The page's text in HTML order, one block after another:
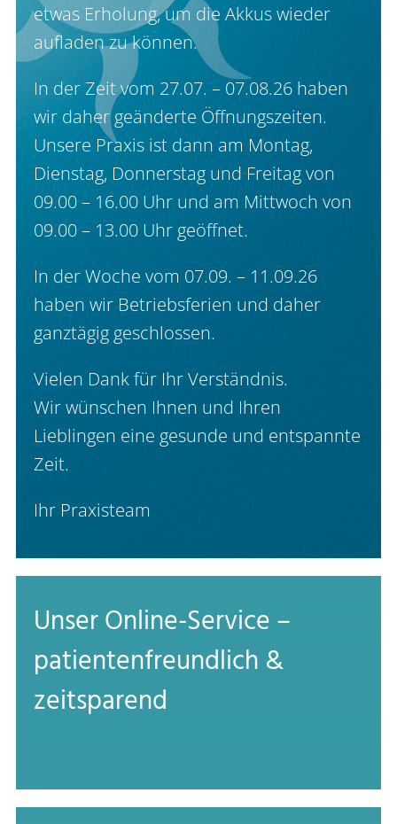
etwas Erholung, um die Akkus wieder
aufladen zu können.
In der Zeit vom 27.07. – 07.08.26 haben
wir daher geänderte Öffnungszeiten.
Unsere Praxis ist dann am Montag,
Dienstag, Donnerstag und Freitag von
09.00 – 16.00 Uhr und am Mittwoch von
09.00 – 13.00 Uhr geöffnet.
In der Woche vom 07.09. – 11.09.26
haben wir Betriebsferien und daher
ganztägig geschlossen.
Vielen Dank für Ihr Verständnis.
Wir wünschen Ihnen und Ihren
Lieblingen eine gesunde und entspannte
Zeit.
Ihr Praxisteam
Unser Online-Service –
patientenfreundlich &
zeitsparend